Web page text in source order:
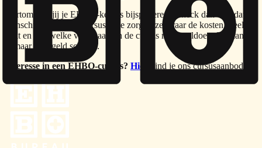
Kortom: wil jij je EHBO-kennis bijspijkeren? Check dan voordat je
je inschrijft voor een cursus of je zorgverzekeraar de kosten (deels)
dekt en aan welke voorwaarden de cursus moet voldoen. Dit kan je
zomaar veel geld schelen.
Interesse in een EHBO-cursus? Hier vind je ons cursusaanbod.